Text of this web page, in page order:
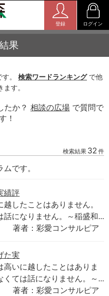
登録 ログイン
果
。 検索ワードランキングで他
す。
たか？ 相談の広場 で質問で
！
検索結果 32 件
です。
績評
したことはありません。
話になりません。～稲盛和...
著者：彩愛コンサルピア
た実
高いに越したことはありま
ては話になりません。～...
著者：彩愛コンサルピア